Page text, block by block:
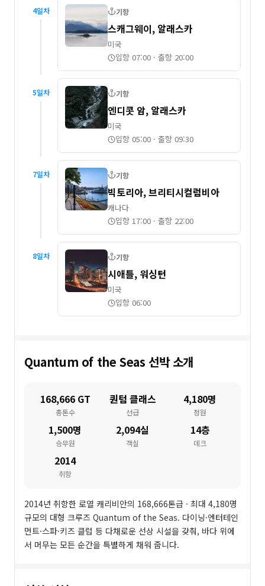
4일차 기항
스캐그웨이, 알래스카
미국
입항 07:00 · 출항 20:00
5일차 기항
엔디콧 암, 알래스카
미국
입항 05:00 · 출항 09:30
7일차 기항
빅토리아, 브리티시컬럼비아
캐나다
입항 17:00 · 출항 22:00
8일차 기항
시애틀, 워싱턴
미국
입항 06:00
Quantum of the Seas 선박 소개
168,666 GT
총톤수
퀀텀 클래스
선급
4,180명
정원
1,500명
승무원
2,094실
객실
14층
데크
2014
취항
2014년 취항한 로열 캐리비안의 168,666톤급 · 최대 4,180명
규모의 대형 크루즈 Quantum of the Seas. 다이닝·엔터테인
먼트·스파·키즈 클럽 등 다채로운 선상 시설을 갖춰, 바다 위에
서 머무는 모든 순간을 특별하게 채워 줍니다.